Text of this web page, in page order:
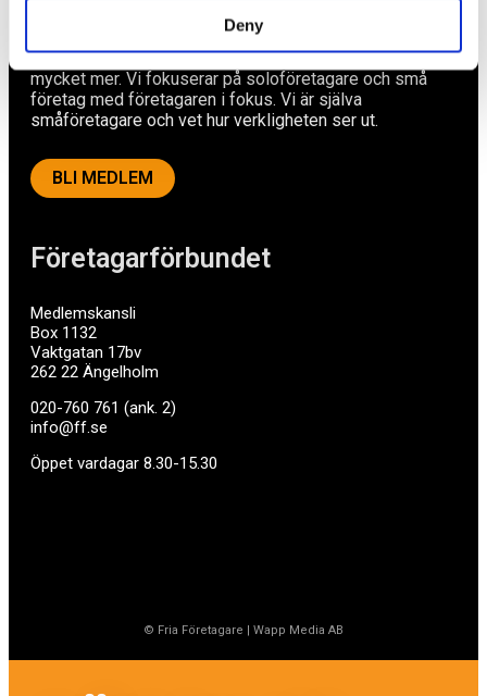
Deny
Företagarförbundet
Medlemskansli
Box 1132
Vaktgatan 17bv
262 22 Ängelholm
020-760 761 (ank. 2)
info@ff.se
Öppet vardagar 8.30-15.30
Ett medlemskap späckat med småföretagaranpassade
medlemstjänster och förmåner. Din egen
inköpsavdelning, rådgivning, försäkringspaket och
mycket mer. Vi fokuserar på soloföretagare och små
företag med företagaren i fokus. Vi är själva
småföretagare och vet hur verkligheten ser ut.
BLI MEDLEM
© Fria Företagare Wapp Media AB